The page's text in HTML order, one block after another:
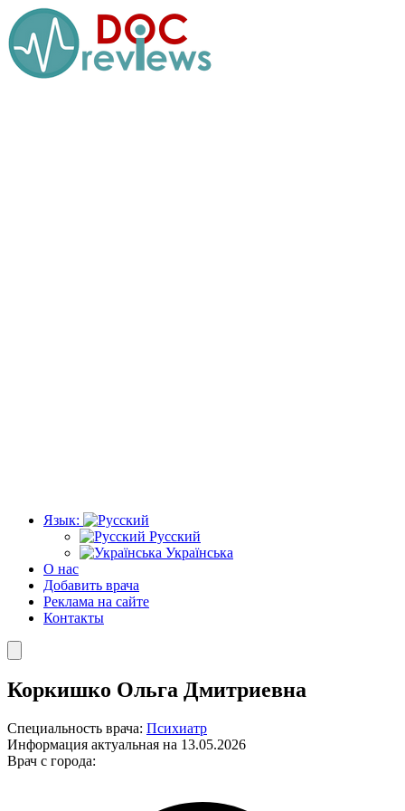
Перейти
к
содержимому
Язык:
Русский
Українська
О нас
Добавить врача
Реклама на сайте
Контакты
Коркишко Ольга Дмитриевна
Специальность врача: Психиатр
Информация актуальная на 13.05.2026
Врач с города: